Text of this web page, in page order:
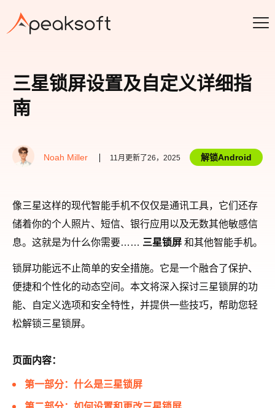
三星锁屏设置及自定义详细指
南
Noah Miller 11月更新了26，2025 解锁Android
像三星这样的现代智能手机不仅仅是通讯工具，它们还存
储着你的个人照片、短信、银行应用以及无数其他敏感信
息。这就是为什么你需要…… 三星锁屏 和其他智能手机。
锁屏功能远不止简单的安全措施。它是一个融合了保护、
便捷和个性化的动态空间。本文将深入探讨三星锁屏的功
能、自定义选项和安全特性，并提供一些技巧，帮助您轻
松解锁三星锁屏。
页面内容：
第一部分：什么是三星锁屏